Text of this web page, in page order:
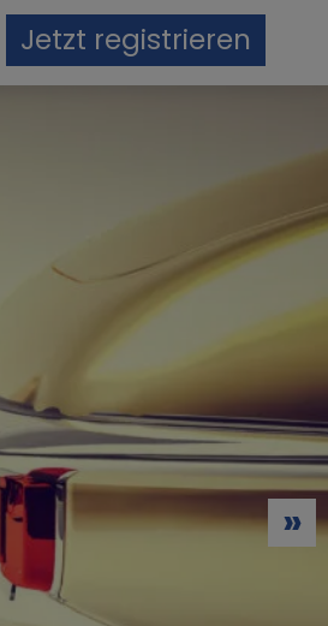
Jetzt registrieren
»